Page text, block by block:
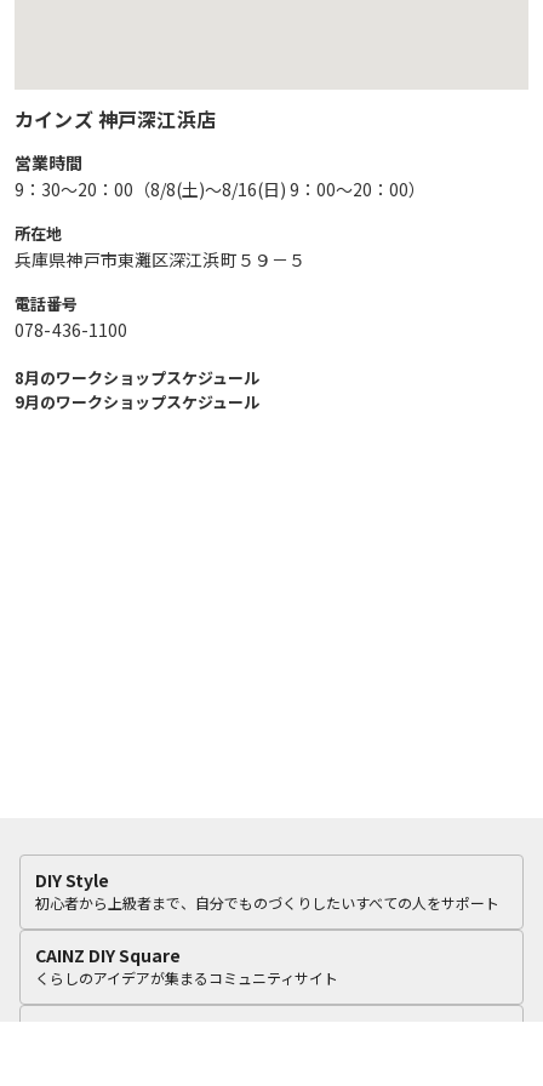
カインズ 神戸深江浜店
営業時間
9：30～20：00（8/8(土)～8/16(日) 9：00～20：00）
所在地
兵庫県神戸市東灘区深江浜町５９－５
電話番号
078-436-1100
8月のワークショップスケジュール
9月のワークショップスケジュール
DIY Style
初心者から上級者まで、自分でものづくりしたいすべての人をサポート
CAINZ DIY Square
くらしのアイデアが集まるコミュニティサイト